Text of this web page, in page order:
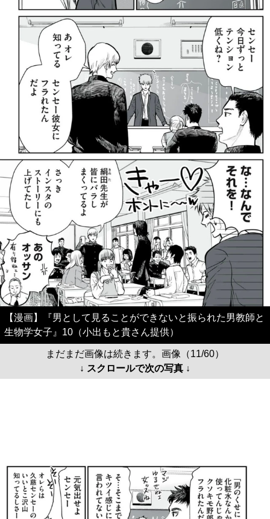
【漫画】『男として見ることができないと振られた男教師と
生物学女子』10（小出もと貴さん提供）
まだまだ画像は続きます。画像（11/60）
↓ スクロールで次の写真 ↓